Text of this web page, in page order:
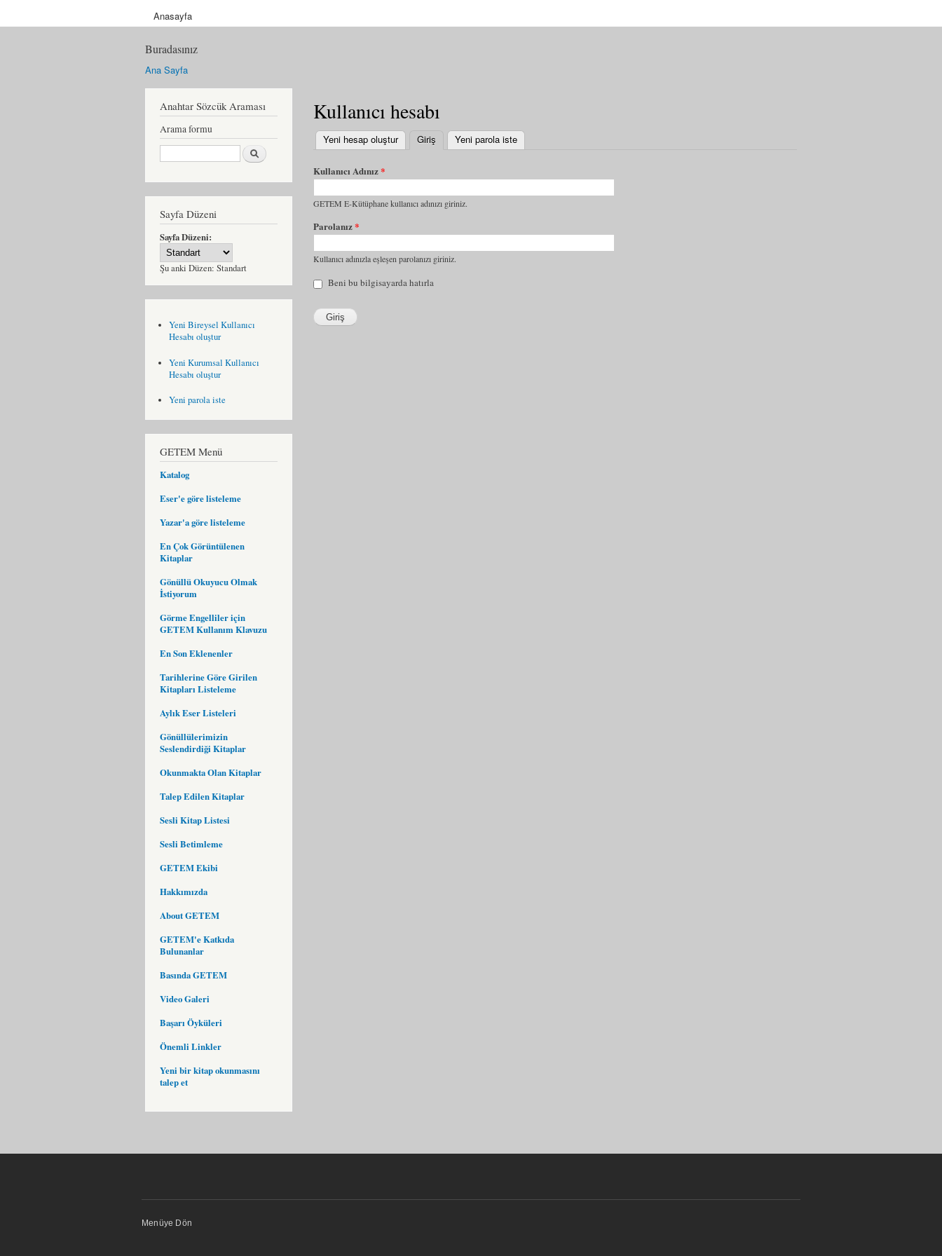
Anasayfa
Buradasınız
Ana Sayfa
Anahtar Sözcük Araması
Arama formu
Ara
Sayfa Düzeni
Sayfa Düzeni:
Şu anki Düzen: Standart
Yeni Bireysel Kullanıcı
Hesabı oluştur
Yeni Kurumsal Kullanıcı
Hesabı oluştur
Yeni parola iste
GETEM Menü
Katalog
Eser'e göre listeleme
Yazar'a göre listeleme
En Çok Görüntülenen
Kitaplar
Gönüllü Okuyucu Olmak
İstiyorum
Görme Engelliler için
GETEM Kullanım Klavuzu
En Son Eklenenler
Tarihlerine Göre Girilen
Kitapları Listeleme
Aylık Eser Listeleri
Gönüllülerimizin
Seslendirdiği Kitaplar
Okunmakta Olan Kitaplar
Talep Edilen Kitaplar
Sesli Kitap Listesi
Sesli Betimleme
GETEM Ekibi
Hakkımızda
About GETEM
GETEM'e Katkıda
Bulunanlar
Basında GETEM
Video Galeri
Başarı Öyküleri
Önemli Linkler
Yeni bir kitap okunmasını
talep et
Kullanıcı hesabı
Yeni hesap oluştur Giriş (etkin sekme)
Yeni parola iste
Kullanıcı Adınız*
GETEM E-Kütüphane kullanıcı adınızı giriniz.
Parolanız*
Kullanıcı adınızla eşleşen parolanızı giriniz.
Beni bu bilgisayarda hatırla
Menüye Dön